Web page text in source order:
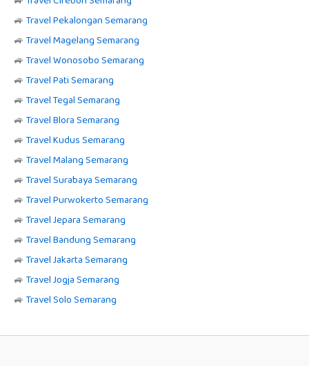
🚙 Travel Pekalongan Semarang
🚙 Travel Magelang Semarang
🚙 Travel Wonosobo Semarang
🚙 Travel Pati Semarang
🚙 Travel Tegal Semarang
🚙 Travel Blora Semarang
🚙 Travel Kudus Semarang
🚙 Travel Malang Semarang
🚙 Travel Surabaya Semarang
🚙 Travel Purwokerto Semarang
🚙 Travel Jepara Semarang
🚙 Travel Bandung Semarang
🚙 Travel Jakarta Semarang
🚙 Travel Jogja Semarang
🚙 Travel Solo Semarang